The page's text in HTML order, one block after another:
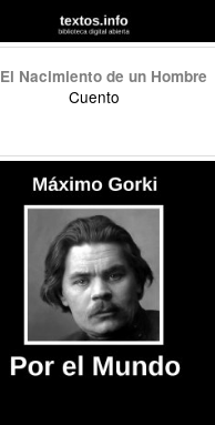
El Nacimiento de un Hombre
Cuento